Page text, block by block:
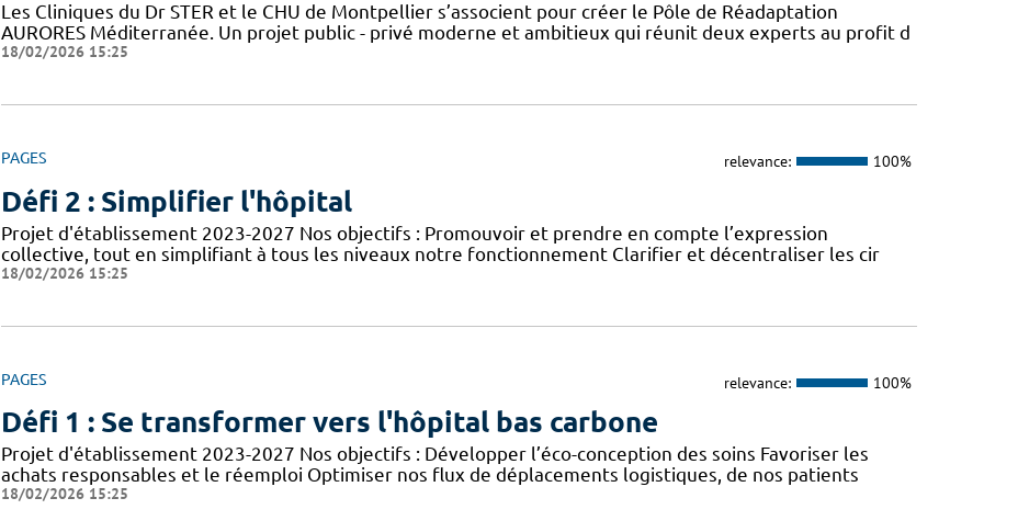
Les Cliniques du Dr STER et le CHU de Montpellier s’associent pour créer le Pôle de Réadaptation
AURORES Méditerranée. Un projet public - privé moderne et ambitieux qui réunit deux experts au profit d
18/02/2026 15:25
PAGES relevance: 100%
Défi 2 : Simplifier l'hôpital
Projet d'établissement 2023-2027 Nos objectifs : Promouvoir et prendre en compte l’expression
collective, tout en simplifiant à tous les niveaux notre fonctionnement Clarifier et décentraliser les cir
18/02/2026 15:25
PAGES relevance: 100%
Défi 1 : Se transformer vers l'hôpital bas carbone
Projet d'établissement 2023-2027 Nos objectifs : Développer l’éco-conception des soins Favoriser les
achats responsables et le réemploi Optimiser nos flux de déplacements logistiques, de nos patients
18/02/2026 15:25